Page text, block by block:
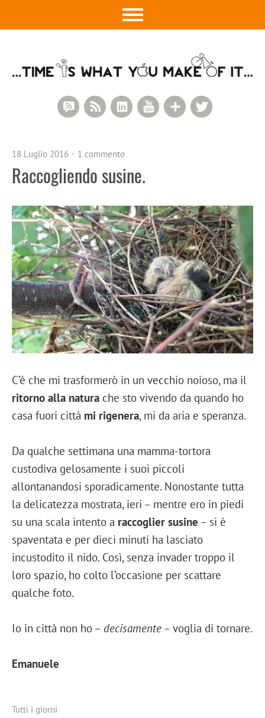
Google+
YouTube
LinkedIn
RSS Feed
RSS Comments
18 Luglio 2016 1 commento
Raccogliendo susine.
C’è che mi trasformerò in un vecchio noioso, ma il
ritorno alla natura che sto vivendo da quando ho
casa fuori città mi rigenera, mi da aria e speranza.
Da qualche settimana una mamma-tortora
custodiva gelosamente i suoi piccoli
allontanandosi sporadicamente. Nonostante tutta
la delicatezza mostrata, ieri – mentre ero in piedi
su una scala intento a raccoglier susine – si è
spaventata e per dieci minuti ha lasciato
incustodito il nido. Così, senza invader troppo il
loro spazio, ho colto l’occasione per scattare
qualche foto.
Io in città non ho – decisamente – voglia di tornare.
Emanuele
Tutti i giorni